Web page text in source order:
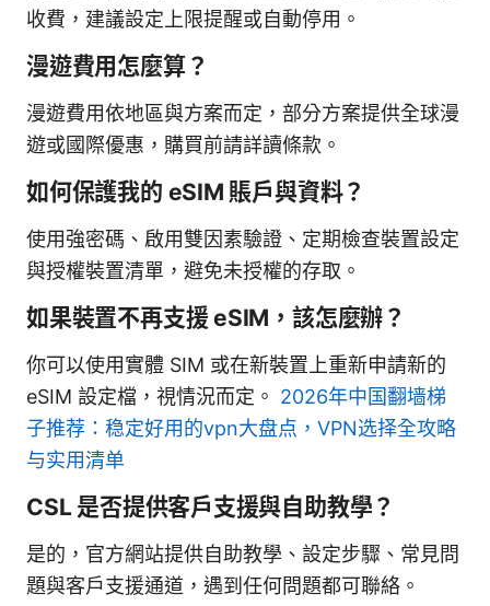
收費，建議設定上限提醒或自動停用。
漫遊費用怎麼算？
漫遊費用依地區與方案而定，部分方案提供全球漫
遊或國際優惠，購買前請詳讀條款。
如何保護我的 eSIM 賬戶與資料？
使用強密碼、啟用雙因素驗證、定期檢查裝置設定
與授權裝置清單，避免未授權的存取。
如果裝置不再支援 eSIM，該怎麼辦？
你可以使用實體 SIM 或在新裝置上重新申請新的
eSIM 設定檔，視情況而定。 2026年中国翻墙梯
子推荐：稳定好用的vpn大盘点，VPN选择全攻略
与实用清单
CSL 是否提供客戶支援與自助教學？
是的，官方網站提供自助教學、設定步驟、常見問
題與客戶支援通道，遇到任何問題都可聯絡。